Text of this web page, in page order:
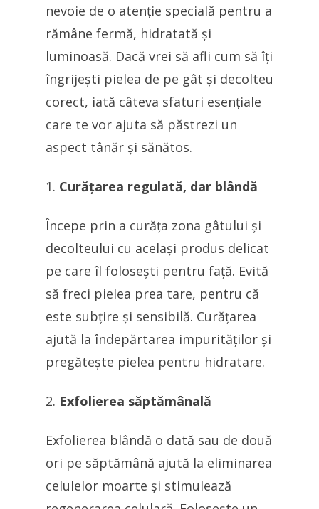
nevoie de o atenție specială pentru a
rămâne fermă, hidratată și
luminoasă. Dacă vrei să afli cum să îți
îngrijești pielea de pe gât și decolteu
corect, iată câteva sfaturi esențiale
care te vor ajuta să păstrezi un
aspect tânăr și sănătos.
Curățarea regulată, dar blândă
Începe prin a curăța zona gâtului și
decolteului cu același produs delicat
pe care îl folosești pentru față. Evită
să freci pielea prea tare, pentru că
este subțire și sensibilă. Curățarea
ajută la îndepărtarea impurităților și
pregătește pielea pentru hidratare.
Exfolierea săptămânală
Exfolierea blândă o dată sau de două
ori pe săptămână ajută la eliminarea
celulelor moarte și stimulează